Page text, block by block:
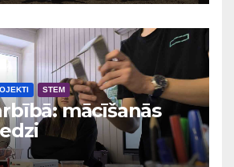
STEM
mācīšanās